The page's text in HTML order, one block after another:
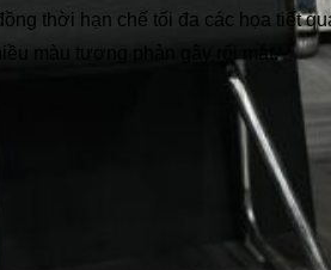
thời hạn chế tối đa các họa tiết
màu tương phản gây rối mắt.